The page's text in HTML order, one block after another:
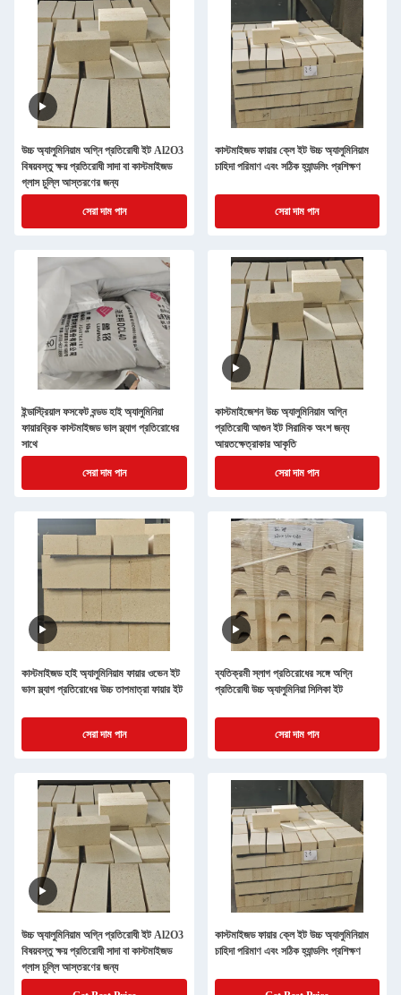
উচ্চ অ্যালুমিনিয়াম অগ্নি প্রতিরোধী ইট Al2O3
বিষয়বস্তু ক্ষয় প্রতিরোধী সাদা বা কাস্টমাইজড
গ্লাস চুল্লি আস্তরণের জন্য
সেরা দাম পান
কাস্টমাইজড ফায়ার ক্লে ইট উচ্চ অ্যালুমিনিয়াম
চাহিদা পরিমাণ এবং সঠিক হ্যান্ডলিং প্রশিক্ষণ
সেরা দাম পান
ইন্ডাস্ট্রিয়াল ফসফেট বন্ডড হাই অ্যালুমিনিয়া
ফায়ারব্রিক কাস্টমাইজড ভাল স্ল্যাগ প্রতিরোধের
সাথে
সেরা দাম পান
কাস্টমাইজেশন উচ্চ অ্যালুমিনিয়াম অগ্নি
প্রতিরোধী আগুন ইট সিরামিক অংশ জন্য
আয়তক্ষেত্রাকার আকৃতি
সেরা দাম পান
কাস্টমাইজড হাই অ্যালুমিনিয়াম ফায়ার ওভেন ইট
ভাল স্ল্যাগ প্রতিরোধের উচ্চ তাপমাত্রা ফায়ার ইট
সেরা দাম পান
ব্যতিক্রমী স্লাগ প্রতিরোধের সঙ্গে অগ্নি
প্রতিরোধী উচ্চ অ্যালুমিনিয়া সিলিকা ইট
সেরা দাম পান
উচ্চ অ্যালুমিনিয়াম অগ্নি প্রতিরোধী ইট Al2O3
বিষয়বস্তু ক্ষয় প্রতিরোধী সাদা বা কাস্টমাইজড
গ্লাস চুল্লি আস্তরণের জন্য
কাস্টমাইজড ফায়ার ক্লে ইট উচ্চ অ্যালুমিনিয়াম
চাহিদা পরিমাণ এবং সঠিক হ্যান্ডলিং প্রশিক্ষণ